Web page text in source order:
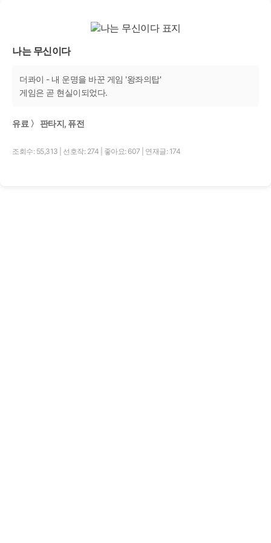
나는 무신이다
더콰이 - 내 운명을 바꾼 게임 '왕좌의탑'
게임은 곧 현실이되었다.
유료 〉 판타지, 퓨전
조회수: 55,313 선호작: 274 좋아요: 607 연재글: 174